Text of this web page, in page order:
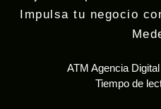
Impulsa tu negocio
ATM Agencia Digital
Tiempo de